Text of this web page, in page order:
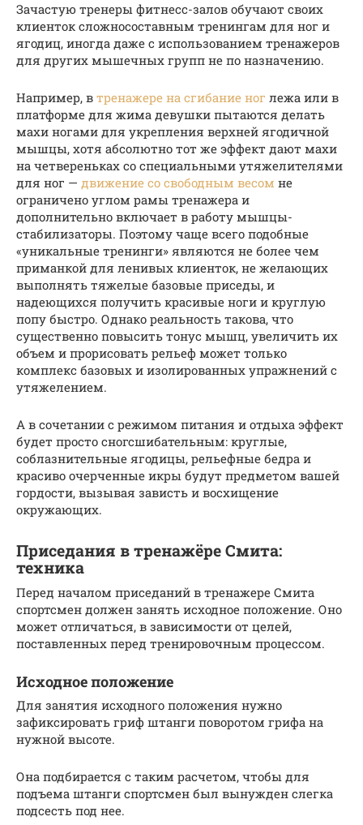
Зачастую тренеры фитнесс-залов обучают своих
клиенток сложносоставным тренингам для ног и
ягодиц, иногда даже с использованием тренажеров
для других мышечных групп не по назначению.
Например, в тренажере на сгибание ног лежа или в
платформе для жима девушки пытаются делать
махи ногами для укрепления верхней ягодичной
мышцы, хотя абсолютно тот же эффект дают махи
на четвереньках со специальными утяжелителями
для ног — движение со свободным весом не
ограничено углом рамы тренажера и
дополнительно включает в работу мышцы-
стабилизаторы. Поэтому чаще всего подобные
«уникальные тренинги» являются не более чем
приманкой для ленивых клиенток, не желающих
выполнять тяжелые базовые приседы, и
надеющихся получить красивые ноги и круглую
попу быстро. Однако реальность такова, что
существенно повысить тонус мышц, увеличить их
объем и прорисовать рельеф может только
комплекс базовых и изолированных упражнений с
утяжелением.
А в сочетании с режимом питания и отдыха эффект
будет просто сногсшибательным: круглые,
соблазнительные ягодицы, рельефные бедра и
красиво очерченные икры будут предметом вашей
гордости, вызывая зависть и восхищение
окружающих.
Приседания в тренажёре Смита:
техника
Перед началом приседаний в тренажере Смита
спортсмен должен занять исходное положение. Оно
может отличаться, в зависимости от целей,
поставленных перед тренировочным процессом.
Исходное положение
Для занятия исходного положения нужно
зафиксировать гриф штанги поворотом грифа на
нужной высоте.
Она подбирается с таким расчетом, чтобы для
подъема штанги спортсмен был вынужден слегка
подсесть под нее.